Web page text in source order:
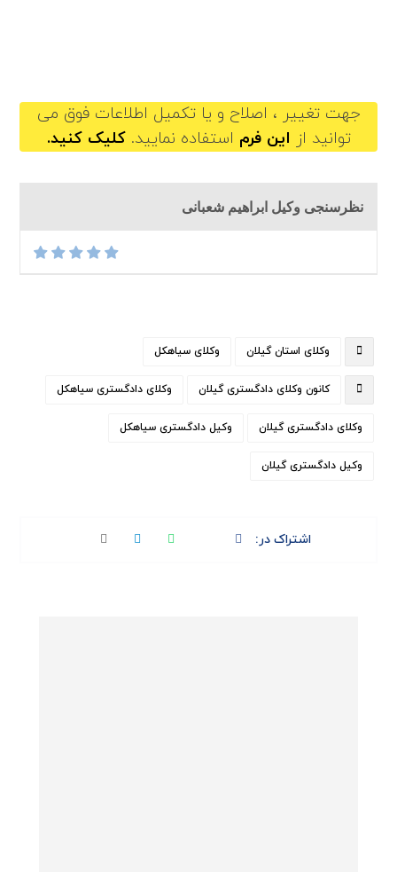
جهت تغییر ، اصلاح و یا تکمیل اطلاعات فوق می
توانید از این فرم استفاده نمایید. کلیک کنید.
نظرسنجی وکیل ابراهیم شعبانی
وکلای استان گیلان وکلای سیاهکل
کانون وکلای دادگستری گیلان وکلای دادگستری سیاهکل
وکلای دادگستری گیلان وکیل دادگستری سیاهکل
وکیل دادگستری گیلان